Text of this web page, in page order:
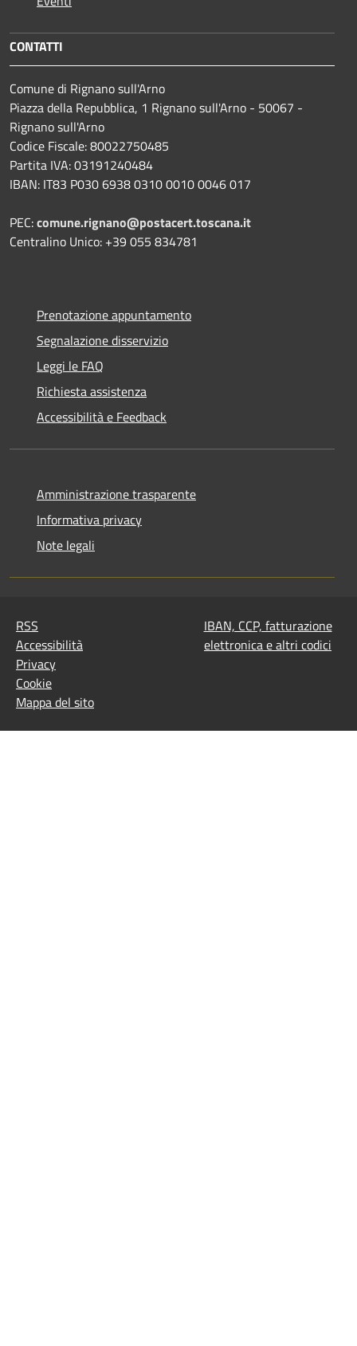
CONTATTI
Comune di Rignano sull'Arno
Piazza della Repubblica, 1 Rignano sull'Arno - 50067 -
Rignano sull'Arno
Codice Fiscale: 80022750485
Partita IVA: 03191240484
IBAN: IT83 P030 6938 0310 0010 0046 017
PEC:comune.rignano@postacert.toscana.it
Centralino Unico: +39 055 834781
Prenotazione appuntamento
Segnalazione disservizio
Leggi le FAQ
Richiesta assistenza
Accessibilità e Feedback
Amministrazione trasparente
Informativa privacy
Note legali
RSS
Accessibilità
Privacy
Cookie
Mappa del sito
IBAN, CCP, fatturazione
elettronica e altri codici